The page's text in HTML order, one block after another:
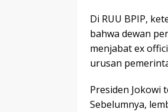
Di RUU BPIP,
bahwa dewan
menjabat ex
urusan
Presiden Jokowi
Sebelumnya,